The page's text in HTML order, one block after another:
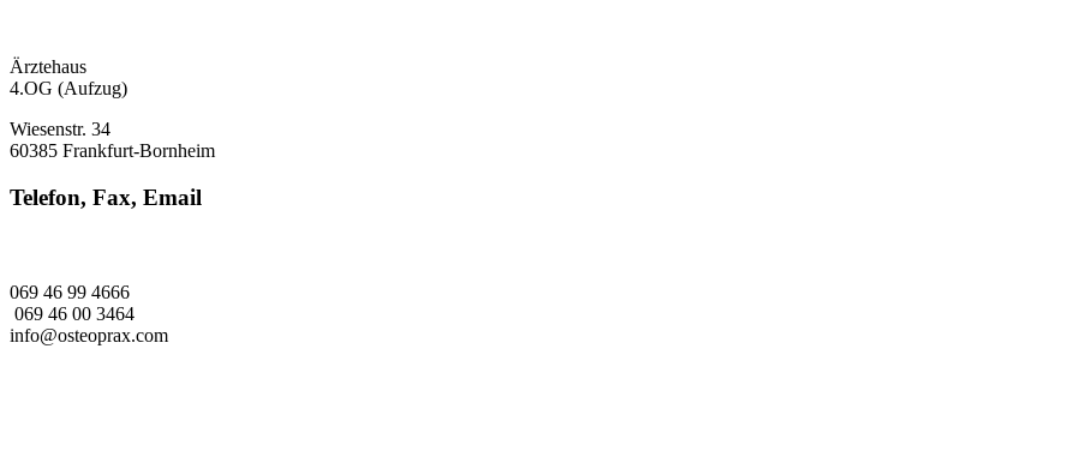
Ärztehaus
4.OG (Aufzug)
Wiesenstr. 34
60385 Frankfurt-Bornheim
Telefon, Fax, Email
069 46 99 4666
069 46 00 3464
info@osteoprax.com